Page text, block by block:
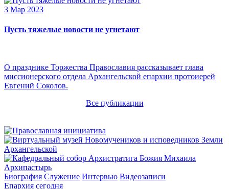
3 Мар 2023
Пусть тяжелые новости не угнетают
О празднике Торжества Православия рассказывает глава
миссионерского отдела Архангельской епархии протоиерей
Евгений Соколов.
Все публикации
Архипастырь
Биография Служение Интервью Видеозаписи
Епархия сегодня